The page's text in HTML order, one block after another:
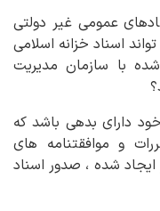
عمومی غیر دولتی
اسناد خزانه اسلامی
با سازمان مدیریت
دارای بدهی باشد که
و موافقتنامه های
ایجاد شده ، صدور اسناد